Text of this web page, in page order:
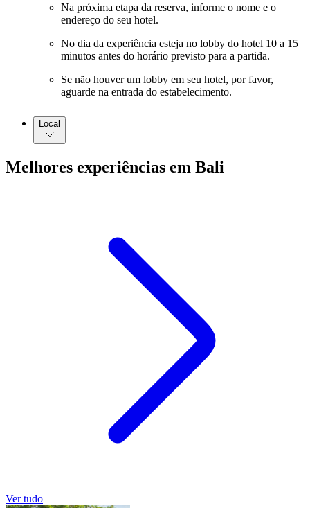
Na próxima etapa da reserva, informe o nome e o
endereço do seu hotel.
No dia da experiência esteja no lobby do hotel 10 a 15
minutos antes do horário previsto para a partida.
Se não houver um lobby em seu hotel, por favor,
aguarde na entrada do estabelecimento.
Local
Melhores experiências em Bali
Ver tudo